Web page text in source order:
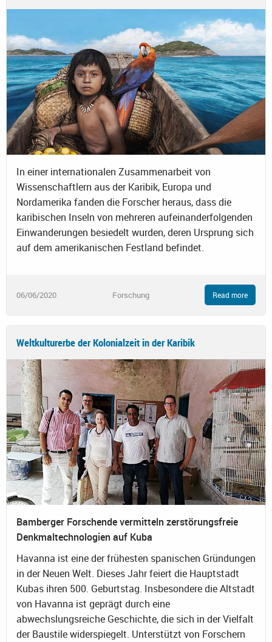
In einer internationalen Zusammenarbeit von
Wissenschaftlern aus der Karibik, Europa und
Nordamerika fanden die Forscher heraus, dass die
karibischen Inseln von mehreren aufeinanderfolgenden
Einwanderungen besiedelt wurden, deren Ursprung sich
auf dem amerikanischen Festland befindet.
06/06/2020 Forschung Read more
Weltkulturerbe der Kolonialzeit in der Karibik
Bamberger Forschende vermitteln zerstörungsfreie
Denkmaltechnologien auf Kuba
Havanna ist eine der frühesten spanischen Gründungen
in der Neuen Welt. Dieses Jahr feiert die Hauptstadt
Kubas ihren 500. Geburtstag. Insbesondere die Altstadt
von Havanna ist geprägt durch eine
abwechslungsreiche Geschichte, die sich in der Vielfalt
der Baustile widerspiegelt. Unterstützt von Forschern